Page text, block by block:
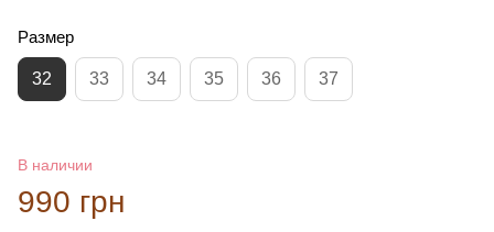
Размер
32 33 34 35 36 37
В наличии
990 грн